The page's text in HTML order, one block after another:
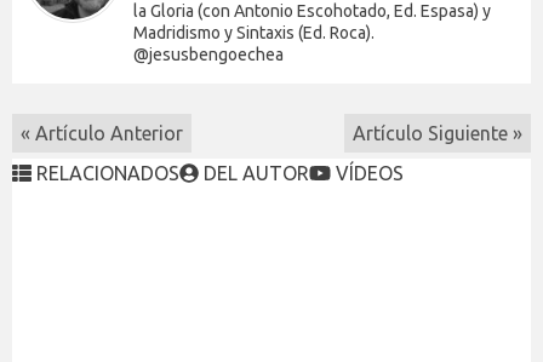
la Gloria (con Antonio Escohotado, Ed. Espasa) y
Madridismo y Sintaxis (Ed. Roca).
@jesusbengoechea
« Artículo Anterior
Artículo Siguiente »
RELACIONADOS
DEL AUTOR VÍDEOS